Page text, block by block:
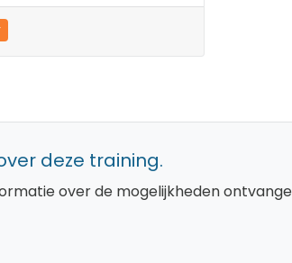
deze training.
over de mogelijkheden